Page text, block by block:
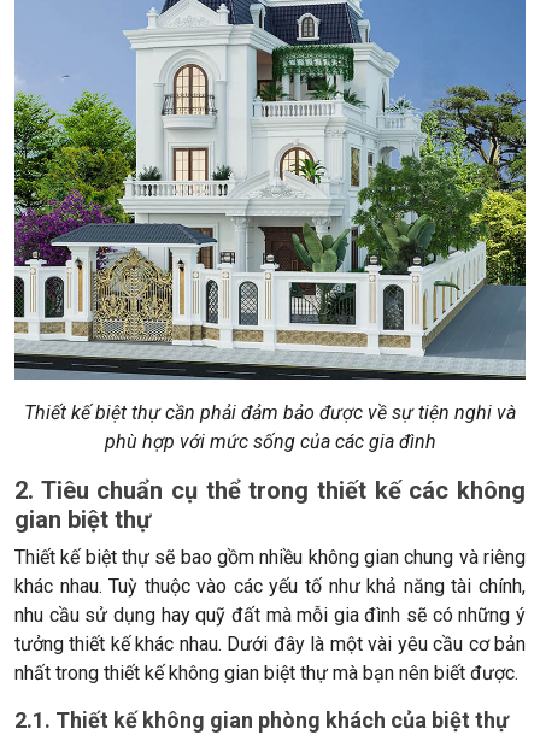
Thiết kế biệt thự cần phải đảm bảo được về sự tiện nghi và
phù hợp với mức sống của các gia đình
2. Tiêu chuẩn cụ thể trong thiết kế các không
gian biệt thự
Thiết kế biệt thự sẽ bao gồm nhiều không gian chung và riêng
khác nhau. Tuỳ thuộc vào các yếu tố như khả năng tài chính,
nhu cầu sử dụng hay quỹ đất mà mỗi gia đình sẽ có những ý
tưởng thiết kế khác nhau. Dưới đây là một vài yêu cầu cơ bản
nhất trong thiết kế không gian biệt thự mà bạn nên biết được.
2.1. Thiết kế không gian phòng khách của biệt thự